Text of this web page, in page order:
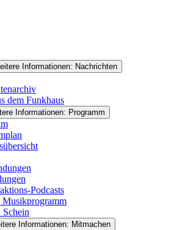
Informationen: Nachrichten
dem Funkhaus
Informationen: Programm
Podcasts
Musikprogramm
Schein
Informationen: Mitmachen